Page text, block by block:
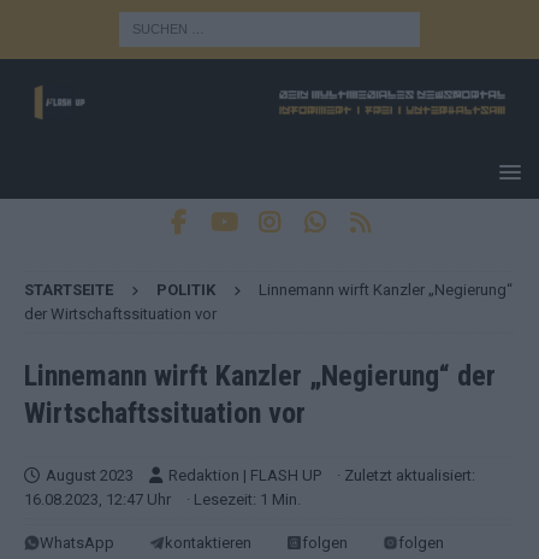
STARTSEITE POLITIK
Linnemann wirft Kanzler „Negierung“
der Wirtschaftssituation vor
Linnemann wirft Kanzler „Negierung“ der
Wirtschaftssituation vor
August 2023 Redaktion | FLASH UP
· Zuletzt aktualisiert:
16.08.2023, 12:47 Uhr
· Lesezeit: 1 Min.
WhatsApp kontaktieren folgen
folgen